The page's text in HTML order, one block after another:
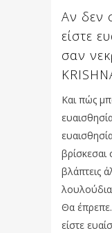
Αν δεν
είστε
σαν
Και πώς
βλάπτεις
Θα
είστε